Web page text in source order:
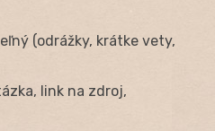
(odrážky, krátke vety,
link na zdroj,